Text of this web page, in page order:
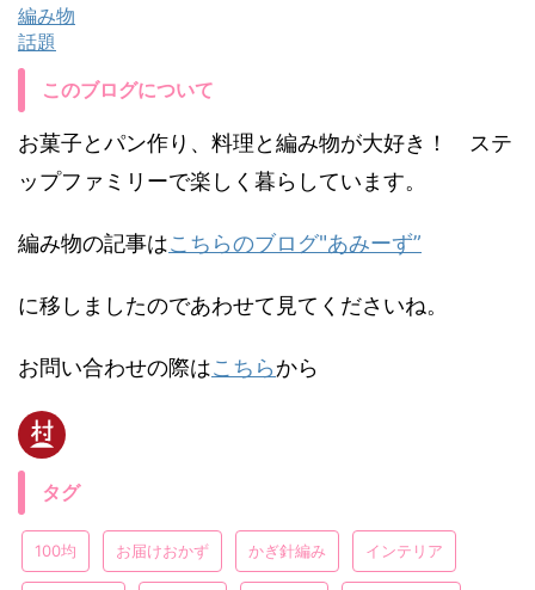
編み物
話題
このブログについて
お菓子とパン作り、料理と編み物が大好き！ ステ
ップファミリーで楽しく暮らしています。
編み物の記事はこちらのブログ"あみーず”
に移しましたのであわせて見てくださいね。
お問い合わせの際はこちらから
タグ
100均 お届けおかず かぎ針編み インテリア